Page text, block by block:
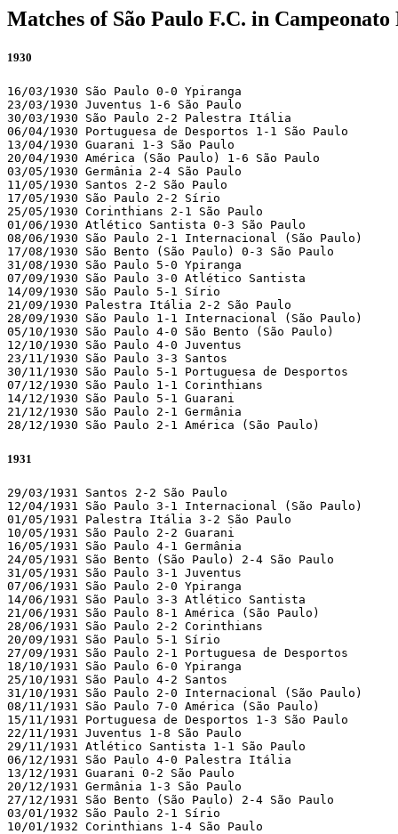
Matches of São Paulo F.C. in Campeonato
1930
16/03/1930 São Paulo 0-0 Ypiranga
23/03/1930 Juventus 1-6 São Paulo
30/03/1930 São Paulo 2-2 Palestra Itália
06/04/1930 Portuguesa de Desportos 1-1 São Paulo
13/04/1930 Guarani 1-3 São Paulo
20/04/1930 América (São Paulo) 1-6 São Paulo
03/05/1930 Germânia 2-4 São Paulo
11/05/1930 Santos 2-2 São Paulo
17/05/1930 São Paulo 2-2 Sírio
25/05/1930 Corinthians 2-1 São Paulo
01/06/1930 Atlético Santista 0-3 São Paulo
08/06/1930 São Paulo 2-1 Internacional (São Paulo)
17/08/1930 São Bento (São Paulo) 0-3 São Paulo
31/08/1930 São Paulo 5-0 Ypiranga
07/09/1930 São Paulo 3-0 Atlético Santista
14/09/1930 São Paulo 5-1 Sírio
21/09/1930 Palestra Itália 2-2 São Paulo
28/09/1930 São Paulo 1-1 Internacional (São Paulo)
05/10/1930 São Paulo 4-0 São Bento (São Paulo)
12/10/1930 São Paulo 4-0 Juventus
23/11/1930 São Paulo 3-3 Santos
30/11/1930 São Paulo 5-1 Portuguesa de Desportos
07/12/1930 São Paulo 1-1 Corinthians
14/12/1930 São Paulo 5-1 Guarani
21/12/1930 São Paulo 2-1 Germânia
28/12/1930 São Paulo 2-1 América (São Paulo)
1931
29/03/1931 Santos 2-2 São Paulo
12/04/1931 São Paulo 3-1 Internacional (São Paulo)
01/05/1931 Palestra Itália 3-2 São Paulo
10/05/1931 São Paulo 2-2 Guarani
16/05/1931 São Paulo 4-1 Germânia
24/05/1931 São Bento (São Paulo) 2-4 São Paulo
31/05/1931 São Paulo 3-1 Juventus
07/06/1931 São Paulo 2-0 Ypiranga
14/06/1931 São Paulo 3-3 Atlético Santista
21/06/1931 São Paulo 8-1 América (São Paulo)
28/06/1931 São Paulo 2-2 Corinthians
20/09/1931 São Paulo 5-1 Sírio
27/09/1931 São Paulo 2-1 Portuguesa de Desportos
18/10/1931 São Paulo 6-0 Ypiranga
25/10/1931 São Paulo 4-2 Santos
31/10/1931 São Paulo 2-0 Internacional (São Paulo)
08/11/1931 São Paulo 7-0 América (São Paulo)
15/11/1931 Portuguesa de Desportos 1-3 São Paulo
22/11/1931 Juventus 1-8 São Paulo
29/11/1931 Atlético Santista 1-1 São Paulo
06/12/1931 São Paulo 4-0 Palestra Itália
13/12/1931 Guarani 0-2 São Paulo
20/12/1931 Germânia 1-3 São Paulo
27/12/1931 São Bento (São Paulo) 2-4 São Paulo
03/01/1932 São Paulo 2-1 Sírio
10/01/1932 Corinthians 1-4 São Paulo